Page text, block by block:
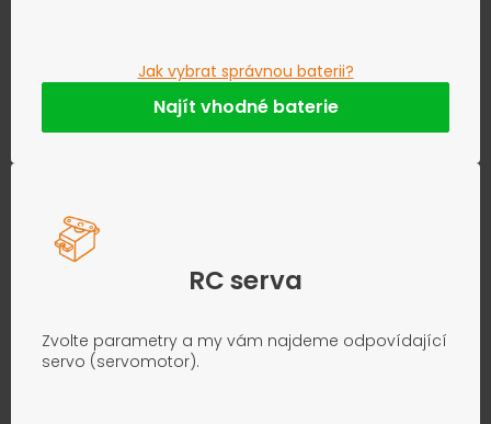
Jak vybrat správnou baterii?
Najít vhodné baterie
RC serva
Zvolte parametry a my vám najdeme odpovídající
servo (servomotor).